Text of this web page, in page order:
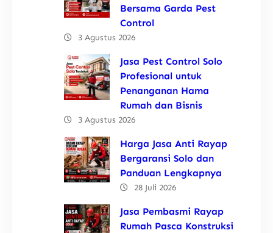
Bersama Garda Pest
Control
3 Agustus 2026
Jasa Pest Control Solo
Profesional untuk
Penanganan Hama
Rumah dan Bisnis
3 Agustus 2026
Harga Jasa Anti Rayap
Bergaransi Solo dan
Panduan Lengkapnya
28 Juli 2026
Jasa Pembasmi Rayap
Rumah Pasca Konstruksi